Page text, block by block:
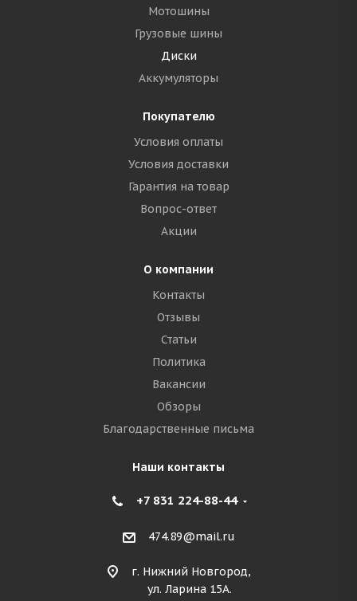
Мотошины
Грузовые шины
Диски
Аккумуляторы
Покупателю
Условия оплаты
Условия доставки
Гарантия на товар
Вопрос-ответ
Акции
О компании
Контакты
Отзывы
Статьи
Политика
Вакансии
Обзоры
Благодарственные письма
Наши контакты
+7 831 224-88-44
474.89@mail.ru
г. Нижний Новгород,
ул. Ларина 15А.